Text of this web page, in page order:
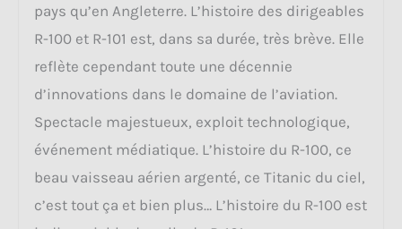
pays qu’en Angleterre. L’histoire des dirigeables
R-100 et R-101 est, dans sa durée, très brève. Elle
reflète cependant toute une décennie
d’innovations dans le domaine de l’aviation.
Spectacle majestueux, exploit technologique,
événement médiatique. L’histoire du R-100, ce
beau vaisseau aérien argenté, ce Titanic du ciel,
c’est tout ça et bien plus… L’histoire du R-100 est